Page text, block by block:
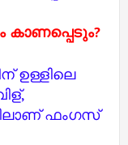
ഉള്ളിലെ
ഫംഗസ്